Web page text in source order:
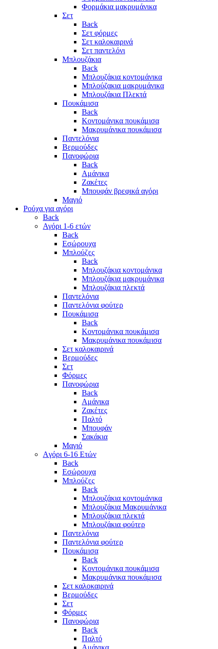
Φορμάκια μακρυμάνικα
Σετ
Back
Σετ φόρμες
Σετ καλοκαιρινά
Σετ παντελόνι
Μπλουζάκια
Back
Μπλουζάκια κοντομάνικα
Μπλούζακια μακρυμάνικα
Μπλουζάκια Πλεκτά
Πουκάμισα
Back
Κοντομάνικα πουκάμισα
Μακρυμάνικα πουκάμισα
Παντελόνια
Βερμούδες
Πανοφώρια
Back
Αμάνικα
Ζακέτες
Μπουφάν βρεφικά αγόρι
Μαγιό
Ρούχα για αγόρι
Back
Αγόρι 1-6 ετών
Back
Εσώρουχα
Μπλούζες
Back
Μπλουζάκια κοντομάνικα
Μπλουζάκια μακρυμάνικα
Μπλουζάκια πλεκτά
Παντελόνια
Παντελόνια φούτερ
Πουκάμισα
Back
Κοντομάνικα πουκάμισα
Μακρυμάνικα πουκάμισα
Σετ καλοκαιρινά
Βερμούδες
Σετ
Φόρμες
Πανοφώρια
Back
Αμάνικα
Ζακέτες
Παλτό
Μπουφάν
Σακάκια
Μαγιό
Aγόρι 6-16 Ετών
Back
Eσώρουχα
Μπλούζες
Back
Μπλουζάκια κοντομάνικα
Μπλουζάκια Μακρυμάνικα
Μπλουζάκια πλεκτά
Μπλουζάκια φούτερ
Παντελόνια
Παντελόνια φούτερ
Πουκάμισα
Back
Κοντομάνικα πουκάμισα
Μακρυμάνικα πουκάμισα
Σετ καλοκαιρινά
Βερμούδες
Σετ
Φόρμες
Πανοφώρια
Back
Παλτό